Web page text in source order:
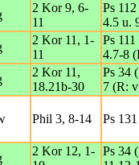
2 Kor 9, 6-
11
Ps
4.5 u.
2 Kor 11, 1-
11
Ps
4.7-8
2 Kor 11,
18.21b-30
Ps 34
7 (R:
Phil 3, 8-14 Ps
2 Kor 12, 1- Ps 34